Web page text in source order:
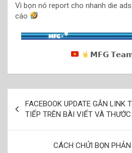
Vì bọn nó report cho nhanh die
cáo
𝗠𝗙𝗚
hướng
bài
FACEBOOK UPDATE GẮN LINK
TIẾP TRÊN BÀI VIẾT VÀ
CÁCH CHỬI BỌN